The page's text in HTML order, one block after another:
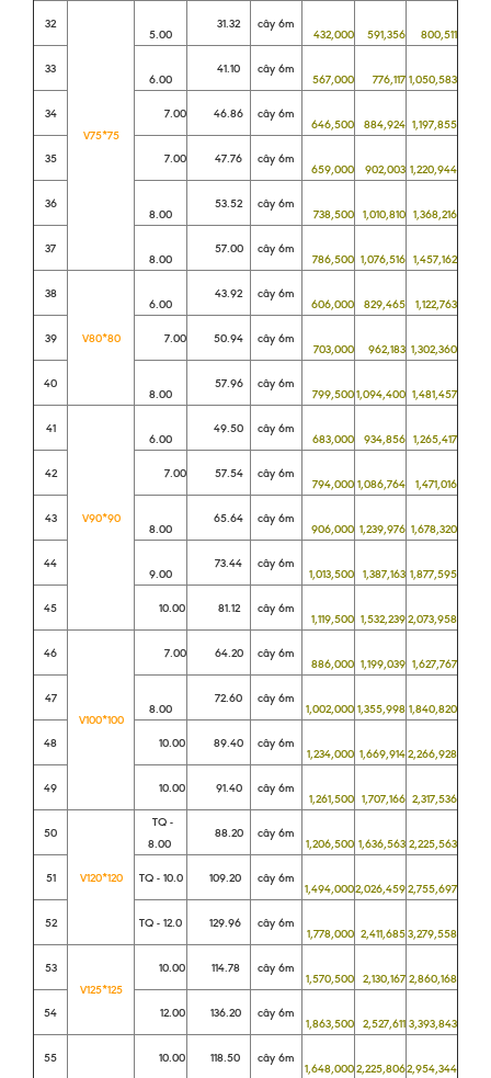
32
V75*75
5.00
31.32 cây 6m
432,000 591,356 800,511
33
6.00
41.10 cây 6m
567,000 776,117 1,050,583
34 7.00 46.86 cây 6m
646,500 884,924 1,197,855
35 7.00 47.76 cây 6m
659,000 902,003 1,220,944
36
8.00
53.52 cây 6m
738,500 1,010,810 1,368,216
37
8.00
57.00 cây 6m
786,500 1,076,516 1,457,162
38
V80*80
6.00
43.92 cây 6m
606,000 829,465 1,122,763
39 7.00 50.94 cây 6m
703,000 962,183 1,302,360
40
8.00
57.96 cây 6m
799,5001,094,400 1,481,457
41
V90*90
6.00
49.50 cây 6m
683,000 934,856 1,265,417
42 7.00 57.54 cây 6m
794,000 1,086,764 1,471,016
43
8.00
65.64 cây 6m
906,000 1,239,976 1,678,320
44
9.00
73.44 cây 6m
1,013,500 1,387,163 1,877,595
45 10.00 81.12 cây 6m
1,119,500 1,532,2392,073,958
46
V100*100
7.00 64.20 cây 6m
886,000 1,199,039 1,627,767
47
8.00
72.60 cây 6m
1,002,000 1,355,998 1,840,820
48 10.00 89.40 cây 6m
1,234,000 1,669,9142,266,928
49 10.00 91.40 cây 6m
1,261,500 1,707,166 2,317,536
50
V120*120
TQ -
8.00
88.20 cây 6m
1,206,500 1,636,563 2,225,563
51 TQ - 10.0 109.20 cây 6m
1,494,0002,026,4592,755,697
52 TQ - 12.0 129.96 cây 6m
1,778,000 2,411,6853,279,558
53
V125*125
10.00 114.78 cây 6m
1,570,500 2,130,167 2,860,168
54 12.00 136.20 cây 6m
1,863,500 2,527,611 3,393,843
55 10.00 118.50 cây 6m
1,648,0002,225,8062,954,344